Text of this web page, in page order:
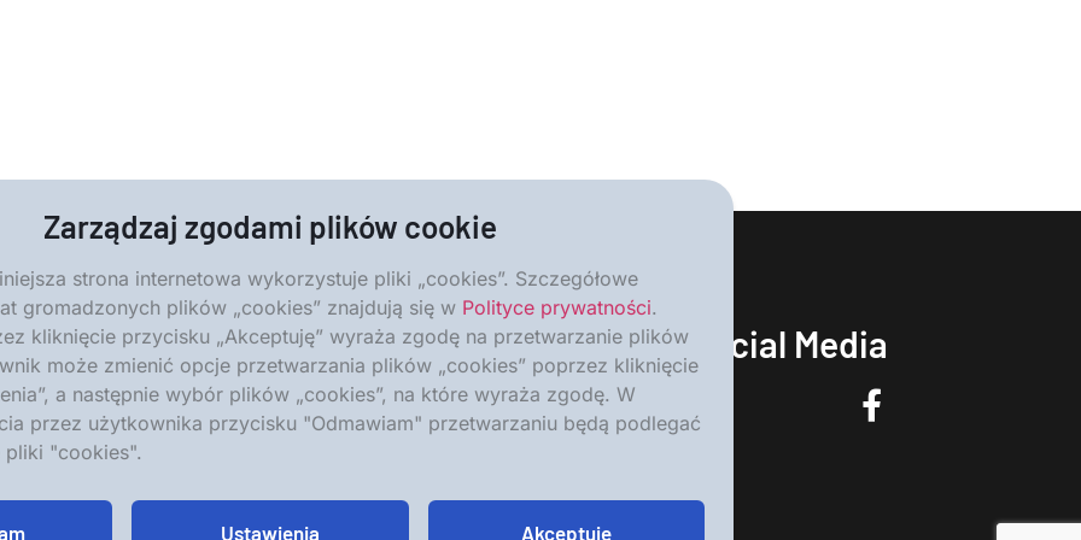
Kim jesteśmy Kontakt
Social Media
Zarządzaj zgodami plików cookie
strona internetowa wykorzystuje pliki „cookies”. Szczegółowe
gromadzonych plików „cookies” znajdują się w Polityce prywatności.
kliknięcie przycisku „Akceptuję” wyraża zgodę na przetwarzanie plików
może zmienić opcje przetwarzania plików „cookies” poprzez kliknięcie
a następnie wybór plików „cookies”, na które wyraża zgodę. W
przez użytkownika przycisku "Odmawiam" przetwarzaniu będą podlegać
pliki "cookies".
Ustawienia Akceptuję